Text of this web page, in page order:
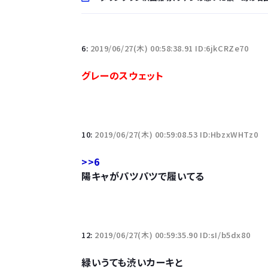
6: 2019/06/27(木) 00:58:38.91 ID:6jkCRZe70
グレーのスウェット
10: 2019/06/27(木) 00:59:08.53 ID:HbzxWHTz0
>>6
陽キャがパツパツで履いてる
12: 2019/06/27(木) 00:59:35.90 ID:sI/b5dx80
緑いうても渋いカーキと